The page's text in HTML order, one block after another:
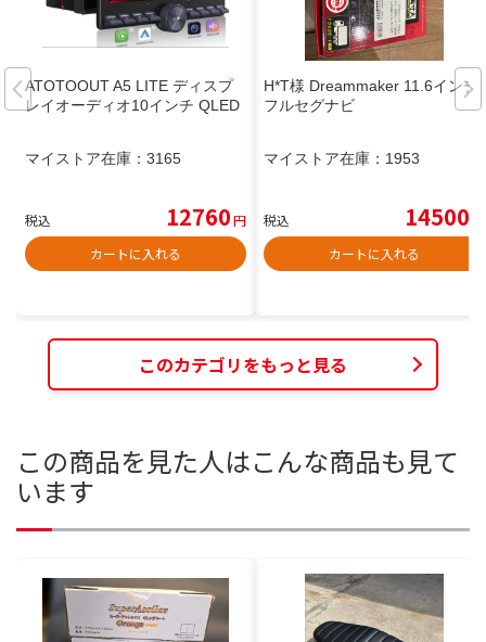
ATOTOOUT A5 LITE ディスプ
レイオーディオ10インチ QLED
マイストア在庫： 3165
税込 12760円
カートに入れる
H*T様 Dreammaker 11.6インチ
フルセグナビ
マイストア在庫： 1953
税込 14500
カートに入れる
このカテゴリをもっと見る
この商品を見た人はこんな商品も見て
います